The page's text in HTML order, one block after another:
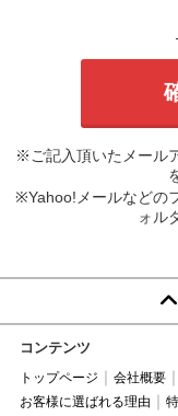
※ご記入頂いたメール
※Yahoo!メールなどの
ォル
コンテンツ
トップページ 会社概要
お客様に選ばれる理由